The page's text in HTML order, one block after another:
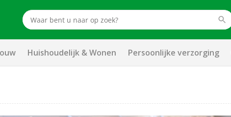
Huishoudelijk & Wonen Persoonlijke verzorging